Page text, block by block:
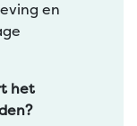
en
het